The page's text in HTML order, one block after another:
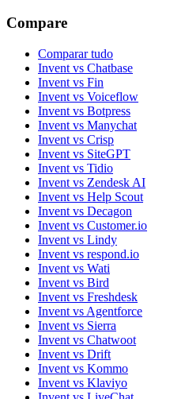
Compare
Comparar tudo
Invent vs Chatbase
Invent vs Fin
Invent vs Voiceflow
Invent vs Botpress
Invent vs Manychat
Invent vs Crisp
Invent vs SiteGPT
Invent vs Tidio
Invent vs Zendesk AI
Invent vs Help Scout
Invent vs Decagon
Invent vs Customer.io
Invent vs Lindy
Invent vs respond.io
Invent vs Wati
Invent vs Bird
Invent vs Freshdesk
Invent vs Agentforce
Invent vs Sierra
Invent vs Chatwoot
Invent vs Drift
Invent vs Kommo
Invent vs Klaviyo